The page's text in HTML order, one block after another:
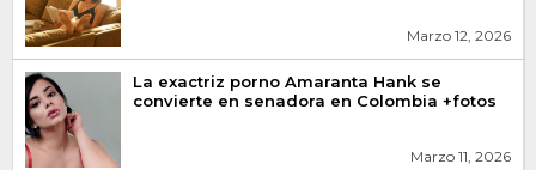
Marzo 12, 2026
La exactriz porno Amaranta Hank se
convierte en senadora en Colombia +fotos
Marzo 11, 2026